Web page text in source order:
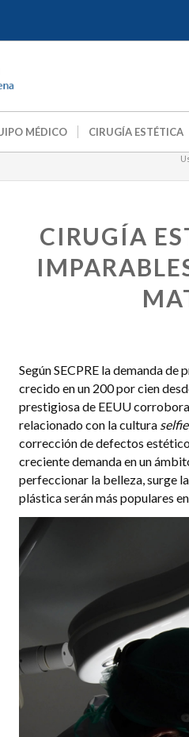
MÉDICO CIRUGÍA ESTÉTICA
CIRUGÍA
Según SECPRE la demanda
crecido en un 200 por cien
prestigiosa de EEUU
relacionado con la cultura selfie
corrección de defectos
creciente demanda en un
perfeccionar la belleza, surge
plástica serán más populares